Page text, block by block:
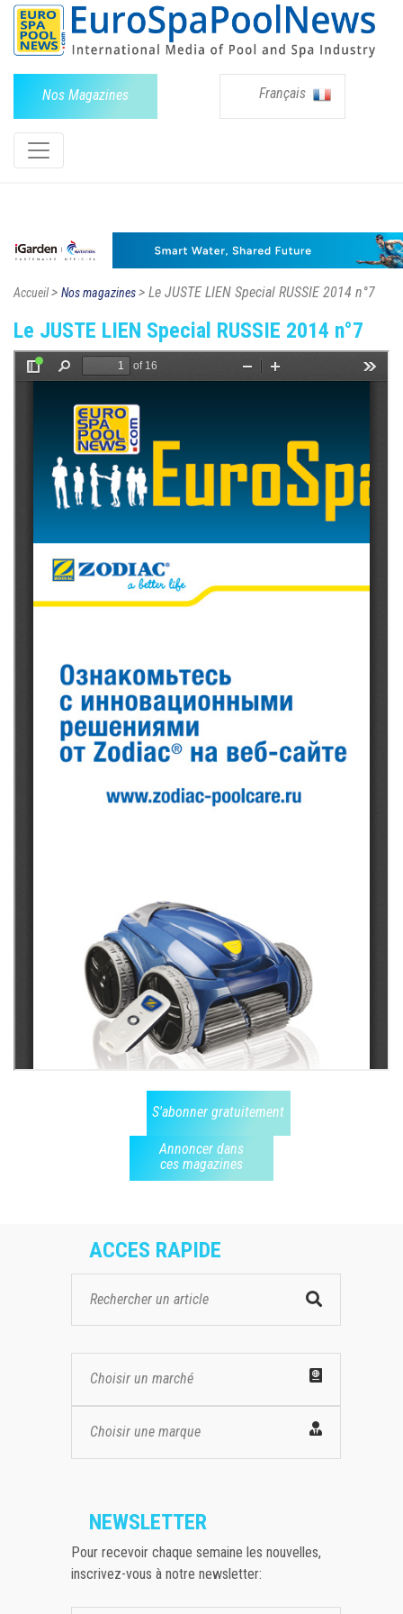
Nos Magazines Français
Accueil> Nos magazines> Le JUSTE LIEN Special RUSSIE 2014 n°7
Le JUSTE LIEN Special RUSSIE 2014 n°7
S'abonner gratuitement
Annoncer dans
ces magazines
ACCES RAPIDE
Choisir un marché
Choisir une marque
NEWSLETTER
Pour recevoir chaque semaine les nouvelles,
inscrivez-vous à notre newsletter: